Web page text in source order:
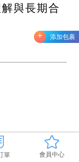
添加包裹
+
與長期合
單 會員中心